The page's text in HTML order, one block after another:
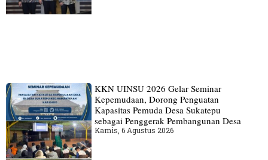
KKN UINSU 2026 Gelar Seminar
Kepemudaan, Dorong Penguatan
Kapasitas Pemuda Desa Sukatepu
sebagai Penggerak Pembangunan Desa
Kamis, 6 Agustus 2026